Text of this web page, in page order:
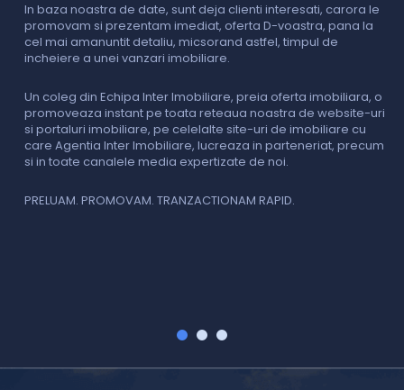
In baza noastra de date, sunt deja clienti interesati, carora le
promovam si prezentam imediat, oferta D-voastra, pana la
cel mai amanuntit detaliu, micsorand astfel, timpul de
incheiere a unei vanzari imobiliare.
Un coleg din Echipa Inter Imobiliare, preia oferta imobiliara, o
promoveaza instant pe toata reteaua noastra de website-uri
si portaluri imobiliare, pe celelalte site-uri de imobiliare cu
care Agentia Inter Imobiliare, lucreaza in parteneriat, precum
si in toate canalele media expertizate de noi.
PRELUAM. PROMOVAM. TRANZACTIONAM RAPID.